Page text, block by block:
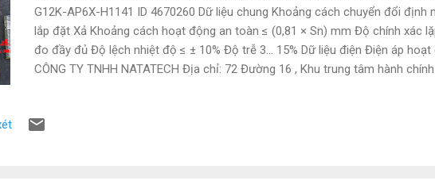
G12K-AP6X-H1141 ID 4670260 Dữ liệu chung Khoảng cách chuyển đổi định
lắp đặt Xả Khoảng cách hoạt động an toàn ≤ (0,81 × Sn) mm Độ chính xác
đo đầy đủ Độ lệch nhiệt độ ≤ ± 10% Độ trễ 3… 15% Dữ liệu điện Điện áp hoạt
CÔNG TY TNHH NATATECH Địa chỉ: 72 Đường 16 , Khu trung tâm hành chính ,
G12K-AP6X-H1141 4670260 Bi2-M12-AN6X 46051 Bi2-M12-AN6X-H1141